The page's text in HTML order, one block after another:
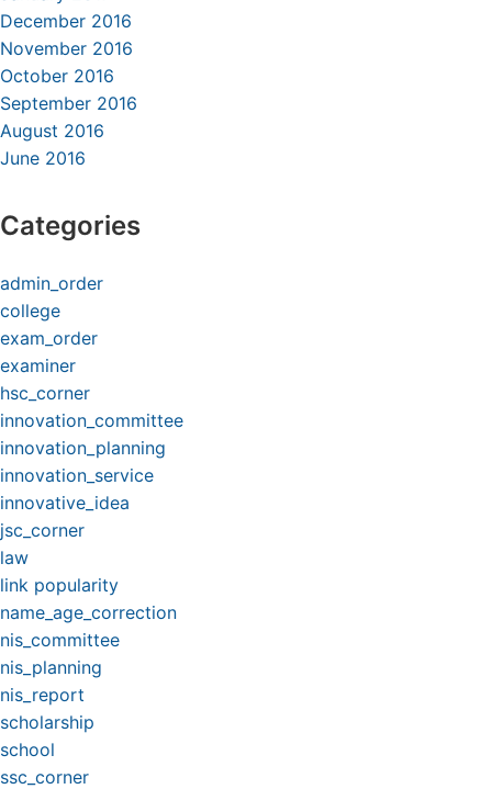
December 2016
November 2016
October 2016
September 2016
August 2016
June 2016
Categories
admin_order
college
exam_order
examiner
hsc_corner
innovation_committee
innovation_planning
innovation_service
innovative_idea
jsc_corner
law
link popularity
name_age_correction
nis_committee
nis_planning
nis_report
scholarship
school
ssc_corner